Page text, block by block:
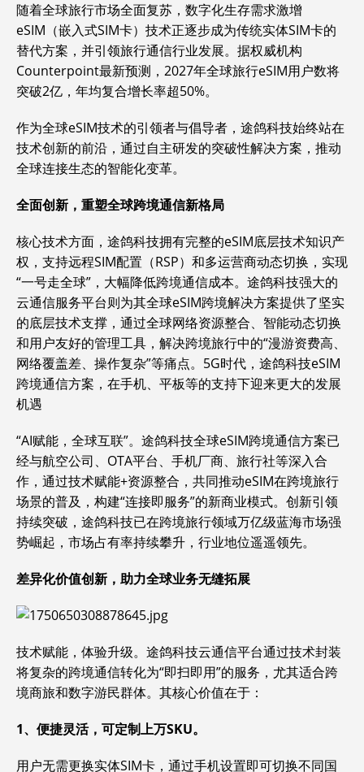
随着全球旅行市场全面复苏，数字化生存需求激增
eSIM（嵌入式SIM卡）技术正逐步成为传统实体SIM卡的
替代方案，并引领旅行通信行业发展。据权威机构
Counterpoint最新预测，2027年全球旅行eSIM用户数将
突破2亿，年均复合增长率超50%。
作为全球eSIM技术的引领者与倡导者，途鸽科技始终站在
技术创新的前沿，通过自主研发的突破性解决方案，推动
全球连接生态的智能化变革。
全面创新，重塑全球跨境通信新格局
核心技术方面，途鸽科技拥有完整的eSIM底层技术知识产
权，支持远程SIM配置（RSP）和多运营商动态切换，实现
“一号走全球”，大幅降低跨境通信成本。途鸽科技强大的
云通信服务平台则为其全球eSIM跨境解决方案提供了坚实
的底层技术支撑，通过全球网络资源整合、智能动态切换
和用户友好的管理工具，解决跨境旅行中的“漫游资费高、
网络覆盖差、操作复杂”等痛点。5G时代，途鸽科技eSIM
跨境通信方案，在手机、平板等的支持下迎来更大的发展
机遇
“AI赋能，全球互联”。途鸽科技全球eSIM跨境通信方案已
经与航空公司、OTA平台、手机厂商、旅行社等深入合
作，通过技术赋能+资源整合，共同推动eSIM在跨境旅行
场景的普及，构建“连接即服务”的新商业模式。创新引领
持续突破，途鸽科技已在跨境旅行领域万亿级蓝海市场强
势崛起，市场占有率持续攀升，行业地位遥遥领先。
差异化价值创新，助力全球业务无缝拓展
技术赋能，体验升级。途鸽科技云通信平台通过技术封装
将复杂的跨境通信转化为“即扫即用”的服务，尤其适合跨
境商旅和数字游民群体。其核心价值在于：
1、便捷灵活，可定制上万SKU。
用户无需更换实体SIM卡，通过手机设置即可切换不同国